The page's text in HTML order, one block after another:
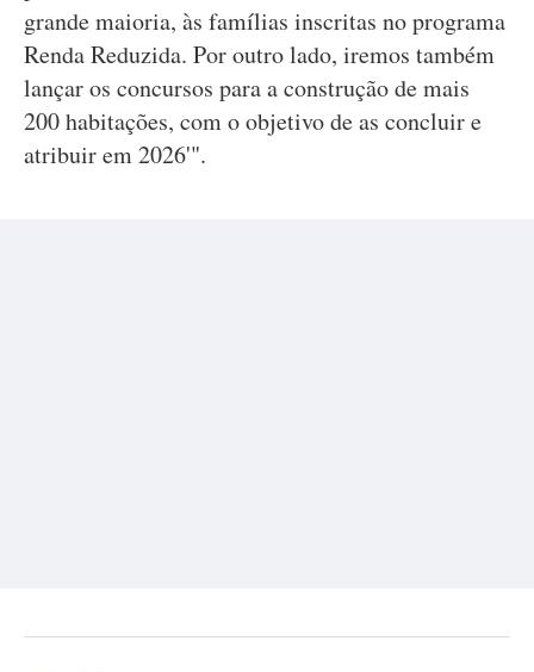
grande maioria, às famílias inscritas no programa
Renda Reduzida. Por outro lado, iremos também
lançar os concursos para a construção de mais
200 habitações, com o objetivo de as concluir e
atribuir em 2026'".